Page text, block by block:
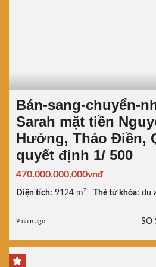
Bán-sang-chuyển-
Sarah mặt tiền
Hưởng, Thảo Điền,
quyết định 1/ 500
470.000.000.000vnđ
Diện tích: 9124 m² Thẻ từ khóa: du
9 năm ago SO